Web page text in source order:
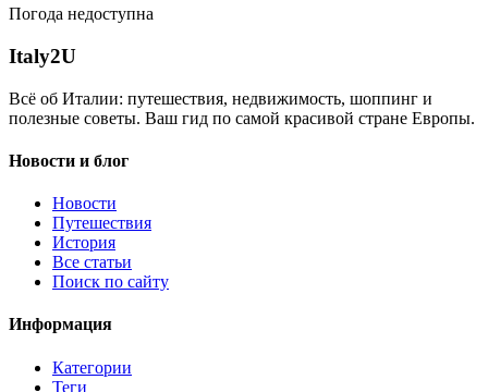
Погода недоступна
Italy2U
Всё об Италии: путешествия, недвижимость, шоппинг и
полезные советы. Ваш гид по самой красивой стране Европы.
Новости и блог
Новости
Путешествия
История
Все статьи
Поиск по сайту
Информация
Категории
Теги